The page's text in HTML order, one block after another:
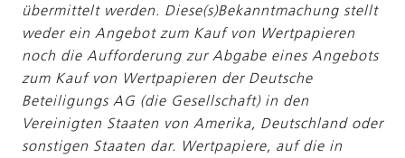
übermittelt werden. Diese(s)Bekanntmachung stellt
weder ein Angebot zum Kauf von Wertpapieren
noch die Aufforderung zur Abgabe eines Angebots
zum Kauf von Wertpapieren der Deutsche
Beteiligungs AG (die Gesellschaft) in den
Vereinigten Staaten von Amerika, Deutschland oder
sonstigen Staaten dar. Wertpapiere, auf die in